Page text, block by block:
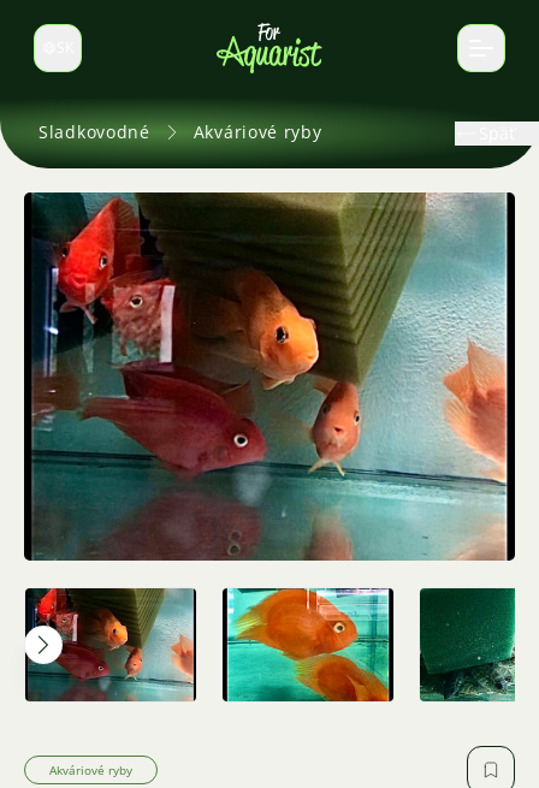
Prepnúť jazyk
Sladkovodné Akváriové ryby
Akváriové ryby